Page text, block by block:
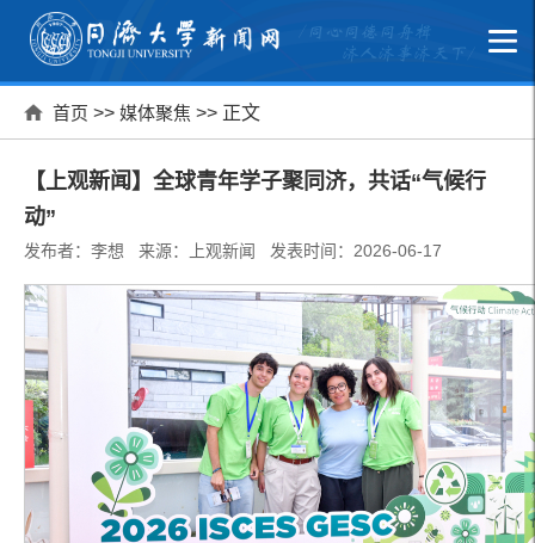
首页 >> 媒体聚焦 >> 正文
【上观新闻】全球青年学子聚同济，共话“气候行
动”
发布者：李想 来源：上观新闻 发表时间：2026-06-17